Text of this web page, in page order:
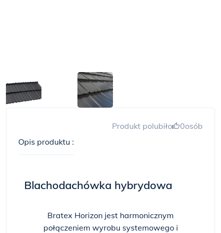
Produkt polubiło 0osób
Opis produktu :
Blachodachówka hybrydowa
Bratex Horizon jest harmonicznym
połączeniem wyrobu systemowego i